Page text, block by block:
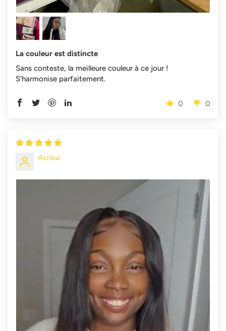
La couleur est distincte
Sans conteste, la meilleure couleur à ce jour !
S'harmonise parfaitement.
0 0
Asnaw